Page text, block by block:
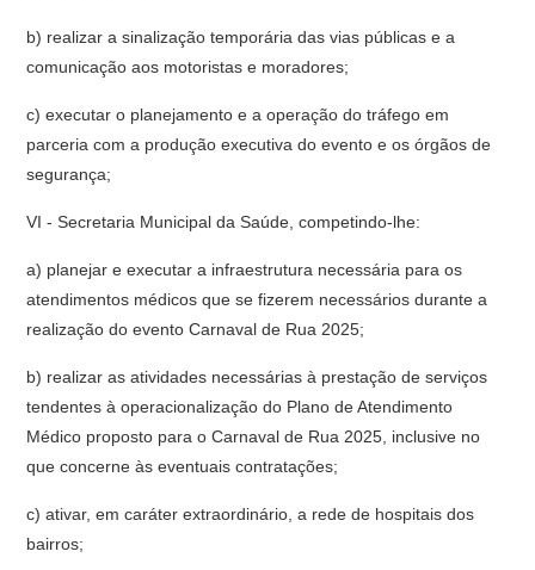
b) realizar a sinalização temporária das vias públicas e a
comunicação aos motoristas e moradores;
c) executar o planejamento e a operação do tráfego em
parceria com a produção executiva do evento e os órgãos de
segurança;
VI - Secretaria Municipal da Saúde, competindo-lhe:
a) planejar e executar a infraestrutura necessária para os
atendimentos médicos que se fizerem necessários durante a
realização do evento Carnaval de Rua 2025;
b) realizar as atividades necessárias à prestação de serviços
tendentes à operacionalização do Plano de Atendimento
Médico proposto para o Carnaval de Rua 2025, inclusive no
que concerne às eventuais contratações;
c) ativar, em caráter extraordinário, a rede de hospitais dos
bairros;